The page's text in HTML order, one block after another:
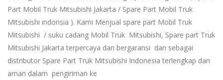
Part Mobil Truk Mitsubishi Jakarta / Spare Part Mobil Truk
Mitsubishi indonsia ). Kami Menjual spare part Mobil Truk
Mitsubishi / suku cadang Mobil Truk Mitsubishi, Spare part Truk
Mitsubishi Jakarta terpercaya dan bergaransi dan sebagai
distributor Spare Part Truk Mitsubishi Indonesia terlengkap dan
aman dalam pengiriman ke